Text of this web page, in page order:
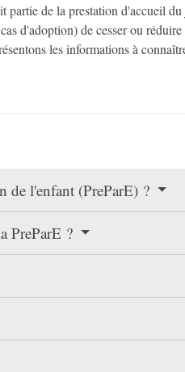
de la prestation d'accueil
d'adoption) de cesser ou
les informations à
de l'enfant (PreParE) ?
PreParE ?